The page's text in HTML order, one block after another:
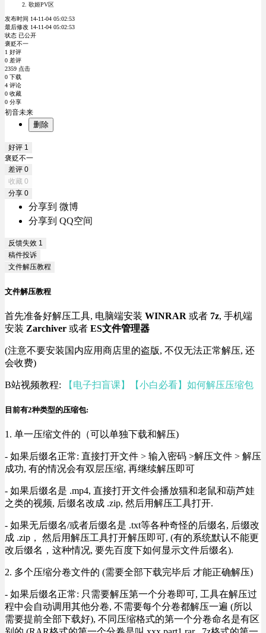
歌姬PV区
发布时间 14-11-04 05:02:53
最后修改 14-11-04 05:02:53
状态 已公开
褒贬不一
1 好评
0 差评
2359 点击
0 下载
4 评论
0 收藏
0 分享
初音未来
删除
好评 1
褒贬不一
差评 0
收藏 0
分享 0
分享到 微博
分享到 QQ空间
反馈失效 1
稿件投诉
文件解压教程
文件解压教程
首先准备好解压工具, 电脑端安装 WINRAR 或者 7z, 手机端
安装 Zarchiver 或者 ES文件管理器
(注意不要安装国内应用商店里的盗版, 不仅无法正常解压, 还
会收费)
B站视频教程: 【电子扫盲课】【小白必看】如何解压压缩包
目前有2种类型的压缩包:
1. 单一压缩文件的（可以单独下载和解压)
- 如果后缀名正常: 直接打开文件 > 输入密码 >解压文件 > 解压
成功, 有的情况会有双层压缩, 再继续解压即可
- 如果后缀名是 .mp4, 直接打开文件会播放猫和老鼠和葫芦娃
之类的视频, 后缀名改成 .zip, 然后用解压工具打开.
- 如果无后缀名/或者后缀名是 .txt等各种奇怪的后缀名, 后缀改
成 .zip， 然后用解压工具打开解压即可, (有的系统默认不能更
改后缀名，这种情况, 要先百度下如何显示文件后缀名).
2. 多个压缩分卷文件的 (需要全部下载完毕后 才能正确解压)
- 如果后缀名正常: 只需要解压第一个分卷即可, 工具在解压过
程中会自动调用其他分卷, 不需要每个分卷都解压一遍 (所以
需要提前全部下载好), 不同压缩格式的第一个分卷命名是有区